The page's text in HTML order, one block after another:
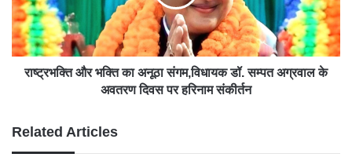
राष्ट्रभक्ति और भक्ति का अनूठा संगम,विधायक डॉ. सम्पत अग्रवाल के
अवतरण दिवस पर हरिनाम संकीर्तन
Related Articles